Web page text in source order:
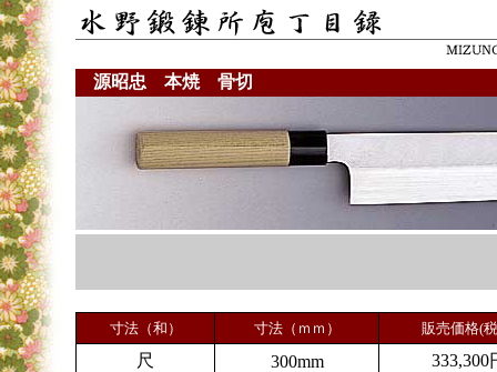
源昭忠 本焼 骨切
寸法（和） 寸法（ｍｍ） 販売価格(
尺 300mm 333,300